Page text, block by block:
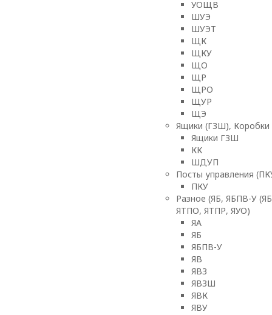
УОЩВ
ШУЭ
ШУЭТ
ЩК
ЩКУ
ЩО
ЩР
ЩРО
ЩУР
ЩЭ
Ящики (ГЗШ),
Ящики ГЗШ
КК
ШДУП
Посты управления
ПКУ
Разное (ЯБ, ЯБПВ-У
ЯТПО, ЯТПР, ЯУО)
ЯА
ЯБ
ЯБПВ-У
ЯВ
ЯВЗ
ЯВЗШ
ЯВК
ЯВУ